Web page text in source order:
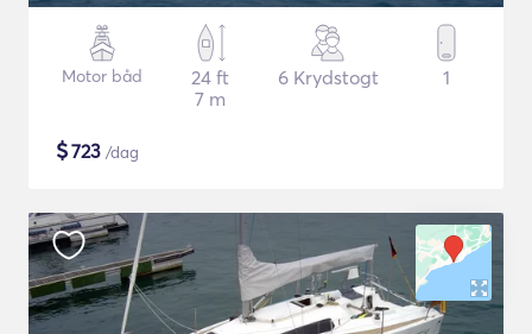
Motor båd
24 ft
7 m
6 Krydstogt 1
$723 /dag